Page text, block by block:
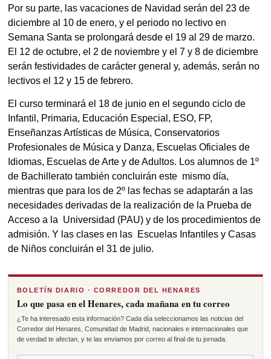
Por su parte, las vacaciones de Navidad serán del 23 de
diciembre al 10 de enero, y el periodo no lectivo en
Semana Santa se prolongará desde el 19 al 29 de marzo.
El 12 de octubre, el 2 de noviembre y el 7 y 8 de diciembre
serán festividades de carácter general y, además, serán no
lectivos el 12 y 15 de febrero.
El curso terminará el 18 de junio en el segundo ciclo de
Infantil, Primaria, Educación Especial, ESO, FP,
Enseñanzas Artísticas de Música, Conservatorios
Profesionales de Música y Danza, Escuelas Oficiales de
Idiomas, Escuelas de Arte y de Adultos. Los alumnos de 1º
de Bachillerato también concluirán este mismo día,
mientras que para los de 2º las fechas se adaptarán a las
necesidades derivadas de la realización de la Prueba de
Acceso a la  Universidad (PAU) y de los procedimientos de
admisión. Y las clases en las  Escuelas Infantiles y Casas
de Niños concluirán el 31 de julio.
BOLETÍN DIARIO · CORREDOR DEL HENARES
Lo que pasa en el Henares, cada mañana en tu correo
¿Te ha interesado esta información? Cada día seleccionamos las noticias del
Corredor del Henares, Comunidad de Madrid, nacionales e internacionales que
de verdad te afectan, y te las enviamos por correo al final de tu jornada.